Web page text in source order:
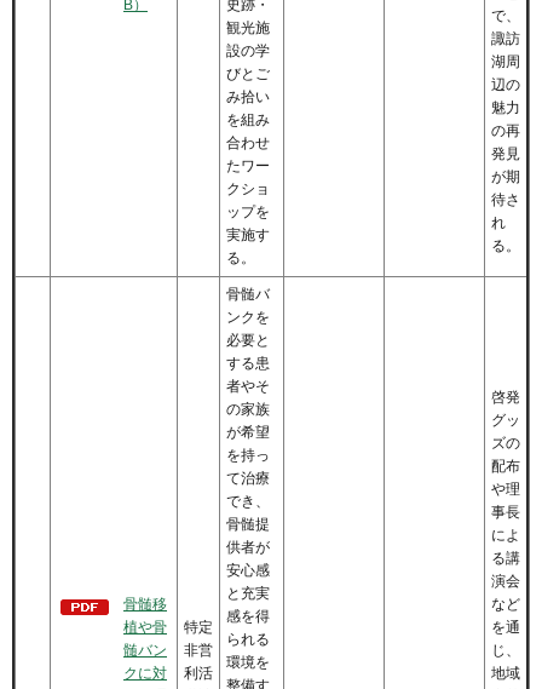
B）
史跡・
観光施
設の学
びとご
み拾い
を組み
合わせ
たワー
クショ
ップを
実施す
る。
で、
諏訪
湖周
辺の
魅力
の再
発見
が期
待さ
れ
る。
骨髄移
植や骨
髄バン
クに対
特定
非営
利活
骨髄バ
ンクを
必要と
する患
者やそ
の家族
が希望
を持っ
て治療
でき、
骨髄提
供者が
安心感
と充実
感を得
られる
環境を
整備す
啓発
グッ
ズの
配布
や理
事長
によ
る講
演会
など
を通
じ、
地域